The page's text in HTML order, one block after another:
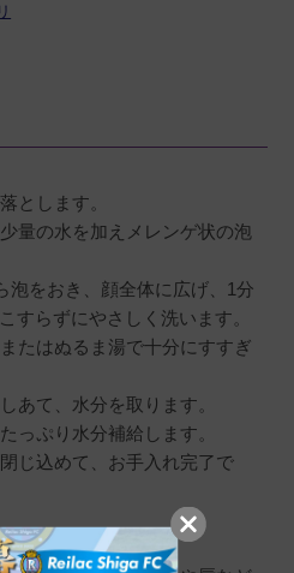
につながればと思って
とします。
量の水を加えメレンゲ状の泡
泡をおき、顔全体に広げ、1分
すらずにやさしく洗います。
たはぬるま湯で十分にすすぎ
あて、水分を取ります。
っぷり水分補給します。
じ込めて、お手入れ完了で